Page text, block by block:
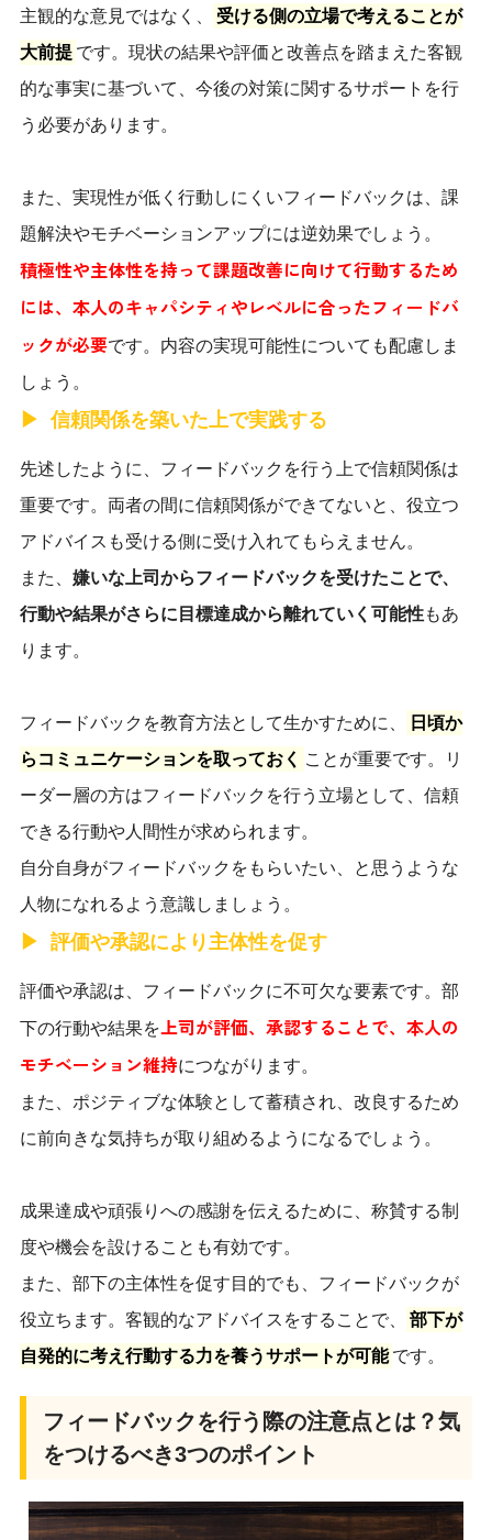
主観的な意見ではなく、
受ける側の立場で考えることが
大前提 です。現状の結果や評価と改善点を踏まえた客観
的な事実に基づいて、今後の対策に関するサポートを行
う必要があります。
また、実現性が低く行動しにくいフィードバックは、課
題解決やモチベーションアップには逆効果でしょう。
積極性や主体性を持って課題改善に向けて行動するため
には、本人のキャパシティやレベルに合ったフィードバ
ックが必要です。内容の実現可能性についても配慮しま
しょう。
信頼関係を築いた上で実践する
先述したように、フィードバックを行う上で信頼関係は
重要です。両者の間に信頼関係ができてないと、役立つ
アドバイスも受ける側に受け入れてもらえません。
また、 嫌いな上司からフィードバックを受けたことで、
行動や結果がさらに目標達成から離れていく可能性もあ
ります。
フィードバックを教育方法として生かすために、
日頃か
らコミュニケーションを取っておく ことが重要です。リ
ーダー層の方はフィードバックを行う立場として、信頼
できる行動や人間性が求められます。
自分自身がフィードバックをもらいたい、と思うような
人物になれるよう意識しましょう。
評価や承認により主体性を促す
評価や承認は、フィードバックに不可欠な要素です。部
下の行動や結果を上司が評価、承認することで、本人の
モチベーション維持につながります。
また、ポジティブな体験として蓄積され、改良するため
に前向きな気持ちが取り組めるようになるでしょう。
成果達成や頑張りへの感謝を伝えるために、称賛する制
度や機会を設けることも有効です。
また、部下の主体性を促す目的でも、フィードバックが
役立ちます。客観的なアドバイスをすることで、
部下が
自発的に考え行動する力を養うサポートが可能 です。
フィードバックを行う際の注意点とは？気
をつけるべき3つのポイント